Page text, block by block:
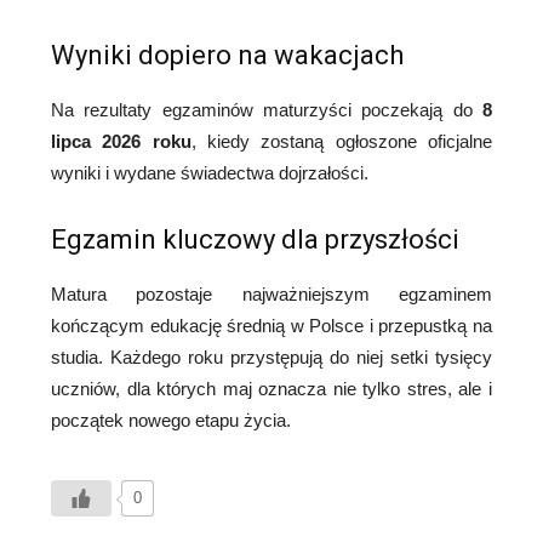
Wyniki dopiero na wakacjach
Na rezultaty egzaminów maturzyści poczekają do 8
lipca 2026 roku, kiedy zostaną ogłoszone oficjalne
wyniki i wydane świadectwa dojrzałości.
Egzamin kluczowy dla przyszłości
Matura pozostaje najważniejszym egzaminem
kończącym edukację średnią w Polsce i przepustką na
studia. Każdego roku przystępują do niej setki tysięcy
uczniów, dla których maj oznacza nie tylko stres, ale i
początek nowego etapu życia.
0